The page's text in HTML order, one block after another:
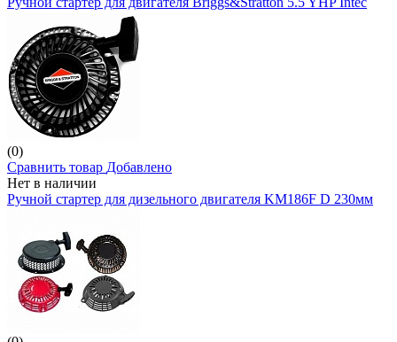
(0)
Сравнить товар Добавлено
Нет в наличии
Ручной стартер для дизельного двигателя KM186F D 230мм